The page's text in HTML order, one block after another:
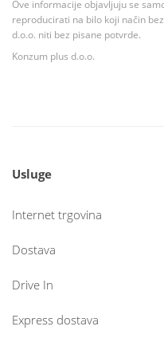
Ove informacije objavljuju se
reproducirati na bilo koji način
d.o.o. niti bez pisane potvrde.
Konzum plus d.o.o.
Usluge
Internet trgovina
Dostava
Drive In
Express dostava